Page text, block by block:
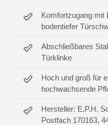
Komfortzugang mit
bodentiefer
Abschließbares
Türklinke
Hoch und groß für
hochwachsende
Hersteller: E.P.H.
Postfach 170163,